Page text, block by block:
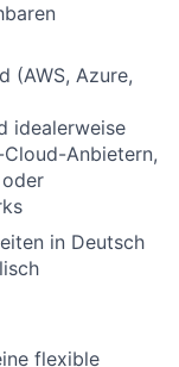
(AWS, Azure,
idealerweise
Anbietern,
in Deutsch
flexible